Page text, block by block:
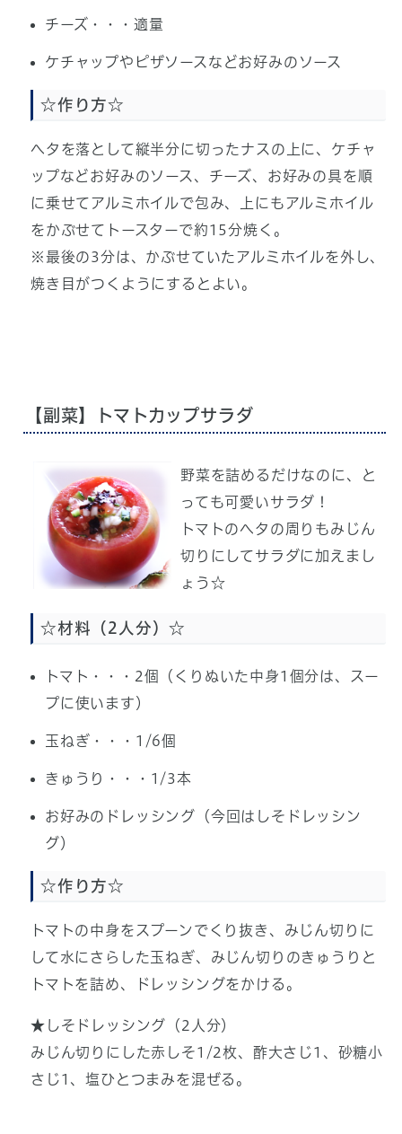
チーズ・・・適量
ケチャップやピザソースなどお好みのソース
☆作り方☆
ヘタを落として縦半分に切ったナスの上に、ケチャ
ップなどお好みのソース、チーズ、お好みの具を順
に乗せてアルミホイルで包み、上にもアルミホイル
をかぶせてトースターで約15分焼く。
※最後の3分は、かぶせていたアルミホイルを外し、
焼き目がつくようにするとよい。
【副菜】トマトカップサラダ
野菜を詰めるだけなのに、と
っても可愛いサラダ！
トマトのヘタの周りもみじん
切りにしてサラダに加えまし
ょう☆
☆材料（2人分）☆
トマト・・・2個（くりぬいた中身1個分は、スー
プに使います）
玉ねぎ・・・1/6個
きゅうり・・・1/3本
お好みのドレッシング（今回はしそドレッシン
グ）
☆作り方☆
トマトの中身をスプーンでくり抜き、みじん切りに
して水にさらした玉ねぎ、みじん切りのきゅうりと
トマトを詰め、ドレッシングをかける。
★しそドレッシング（2人分）
みじん切りにした赤しそ1/2枚、酢大さじ1、砂糖小
さじ1、塩ひとつまみを混ぜる。